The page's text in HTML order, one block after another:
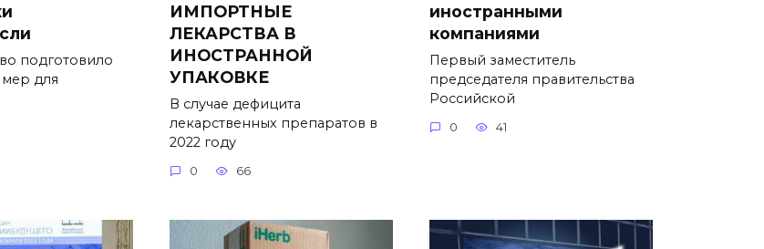
подготовило
для
ИМПОРТНЫЕ
ЛЕКАРСТВА В
ИНОСТРАННОЙ
УПАКОВКЕ
В случае дефицита
лекарственных препаратов в
2022 году
0 66
иностранными
компаниями
Первый заместитель
председателя правительства
Российской
0 41